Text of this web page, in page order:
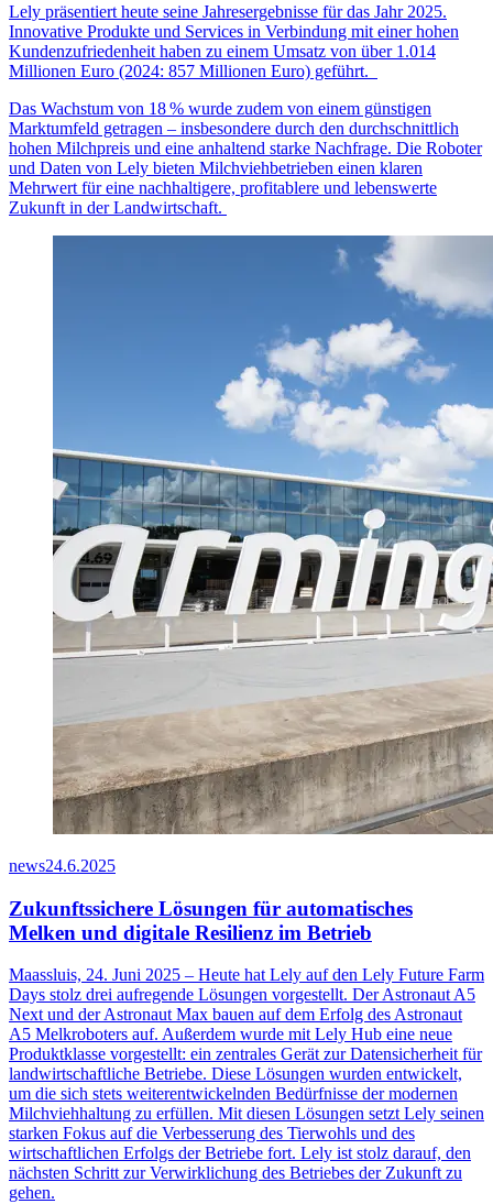
Lely präsentiert heute seine Jahresergebnisse für das Jahr 2025.
Innovative Produkte und Services in Verbindung mit einer hohen
Kundenzufriedenheit haben zu einem Umsatz von über 1.014
Millionen Euro (2024: 857 Millionen Euro) geführt.
Das Wachstum von 18% wurde zudem von einem günstigen
Marktumfeld getragen – insbesondere durch den durchschnittlich
hohen Milchpreis und eine anhaltend starke Nachfrage. Die Roboter
und Daten von Lely bieten Milchviehbetrieben einen klaren
Mehrwert für eine nachhaltigere, profitablere und lebenswerte
Zukunft in der Landwirtschaft.
news24.6.2025
Zukunftssichere Lösungen für automatisches
Melken und digitale Resilienz im Betrieb
Maassluis, 24. Juni 2025 – Heute hat Lely auf den Lely Future Farm
Days stolz drei aufregende Lösungen vorgestellt. Der Astronaut A5
Next und der Astronaut Max bauen auf dem Erfolg des Astronaut
A5 Melkroboters auf. Außerdem wurde mit Lely Hub eine neue
Produktklasse vorgestellt: ein zentrales Gerät zur Datensicherheit für
landwirtschaftliche Betriebe. Diese Lösungen wurden entwickelt,
um die sich stets weiterentwickelnden Bedürfnisse der modernen
Milchviehhaltung zu erfüllen. Mit diesen Lösungen setzt Lely seinen
starken Fokus auf die Verbesserung des Tierwohls und des
wirtschaftlichen Erfolgs der Betriebe fort. Lely ist stolz darauf, den
nächsten Schritt zur Verwirklichung des Betriebes der Zukunft zu
gehen.